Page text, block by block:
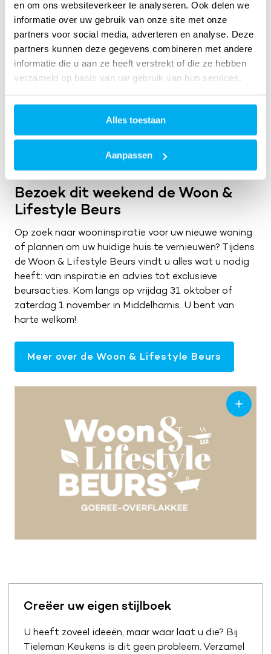
en om ons websiteverkeer te analyseren. Ook delen we
informatie over uw gebruik van onze site met onze
partners voor social media, adverteren en analyse. Deze
partners kunnen deze gegevens combineren met andere
informatie die u aan ze heeft verstrekt of die ze hebben
verzameld op basis van uw gebruik van hun services.
Alles toestaan
Aanpassen
Bezoek dit weekend de Woon &
Lifestyle Beurs
Op zoek naar wooninspiratie voor uw nieuwe woning
of plannen om uw huidige huis te vernieuwen? Tijdens
de Woon & Lifestyle Beurs vindt u alles wat u nodig
heeft: van inspiratie en advies tot exclusieve
beursacties. Kom langs op vrijdag 31 oktober of
zaterdag 1 november in Middelharnis. U bent van
harte welkom!
Meer over de Woon & Lifestyle Beurs
Creëer uw eigen stijlboek
U heeft zoveel ideeën, maar waar laat u die? Bij
Tieleman Keukens is dit geen probleem. Verzamel